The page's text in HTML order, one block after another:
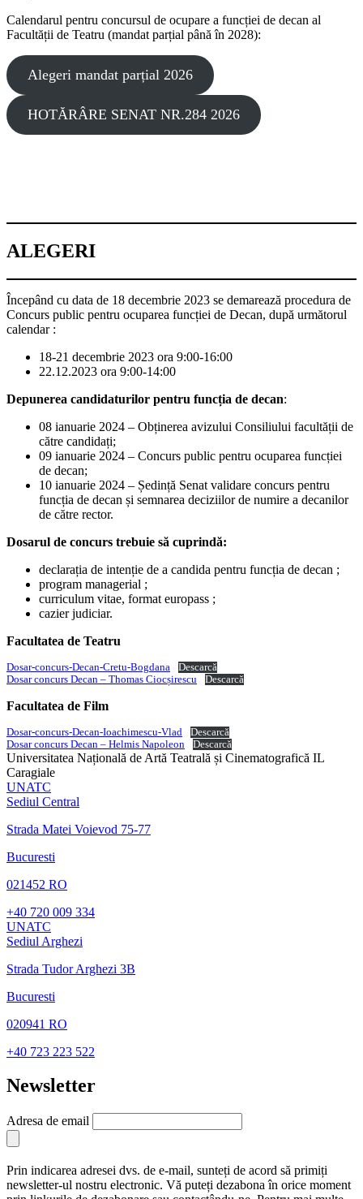
Calendarul pentru concursul de ocupare a funcției de decan al
Facultății de Teatru (mandat parțial până în 2028):
Alegeri mandat parțial 2026
HOTĂRÂRE SENAT NR.284 2026
ALEGERI
Începând cu data de 18 decembrie 2023 se demarează procedura de
Concurs public pentru ocuparea funcției de Decan, după următorul
calendar :
18-21 decembrie 2023 ora 9:00-16:00
22.12.2023 ora 9:00-14:00
Depunerea candidaturilor pentru funcția de decan:
08 ianuarie 2024 – Obținerea avizului Consiliului facultății de
către candidați;
09 ianuarie 2024 – Concurs public pentru ocuparea funcției
de decan;
10 ianuarie 2024 – Ședință Senat validare concurs pentru
funcția de decan și semnarea deciziilor de numire a decanilor
de către rector.
Dosarul de concurs trebuie să cuprindă:
declarația de intenție de a candida pentru funcția de decan ;
program managerial ;
curriculum vitae, format europass ;
cazier judiciar.
Facultatea de Teatru
Dosar-concurs-Decan-Cretu-Bogdana
Descarcă
Dosar concurs Decan – Thomas Ciocșirescu
Descarcă
Facultatea de Film
Dosar-concurs-Decan-Ioachimescu-Vlad
Descarcă
Dosar concurs Decan – Helmis Napoleon
Descarcă
Universitatea Națională de Artă Teatrală și Cinematografică IL
Caragiale
UNATC
Sediul Central
Strada Matei Voievod 75-77
Bucuresti
021452 RO
+40 720 009 334
UNATC
Sediul Arghezi
Strada Tudor Arghezi 3B
Bucuresti
020941 RO
+40 723 223 522
Newsletter
Adresa de email
Prin indicarea adresei dvs. de e-mail, sunteți de acord să primiți
newsletter-ul nostru electronic. Vă puteți dezabona în orice moment